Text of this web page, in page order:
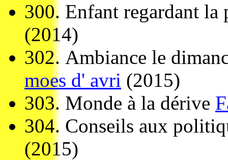
300. Enfant regardant la
(2014)
302. Ambiance le
moes d' avri (2015)
303. Monde à la dérive
304. Conseils aux
(2015)